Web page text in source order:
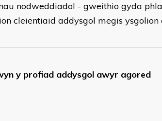
nodweddiadol - gweithio gyda
cleientiaid addysgol megis ysgolion
y profiad addysgol awyr agored